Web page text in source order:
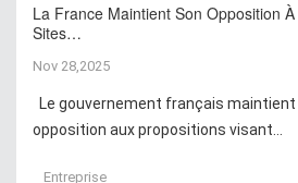
La France Maintient Son Opposition
Sites…
Nov 28,2025
Le gouvernement français
opposition aux propositions visant...
Entreprise